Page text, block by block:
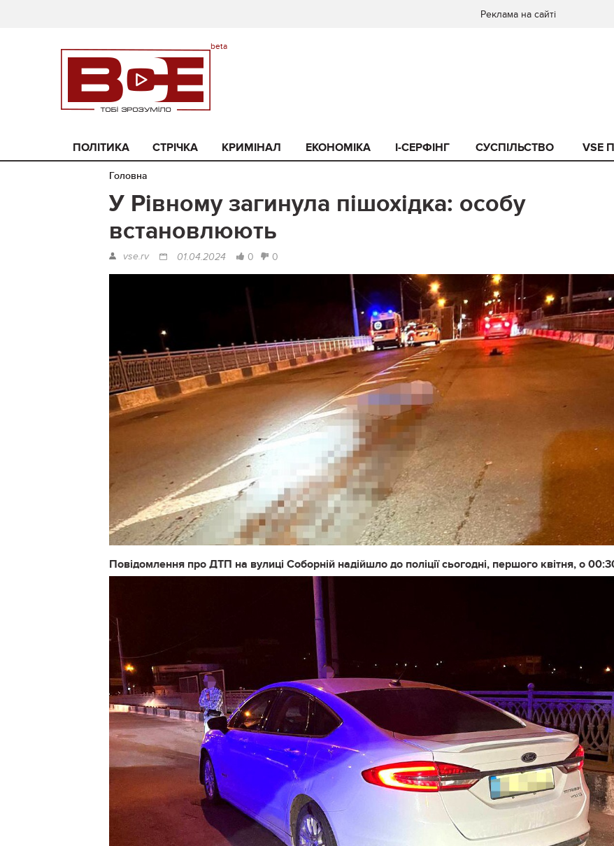
Реклама на сайті
ПОЛІТИКА СТРІЧКА КРИМІНАЛ ЕКОНОМІКА I-СЕРФІНГ СУСПІЛЬСТВО VSE
Головна
У Рівному загинула пішохідка: особу
встановлюють
vse.rv 01.04.2024 0 0
Повідомлення про ДТП на вулиці Соборній надійшло до поліції сьогодні, першого квітня, о